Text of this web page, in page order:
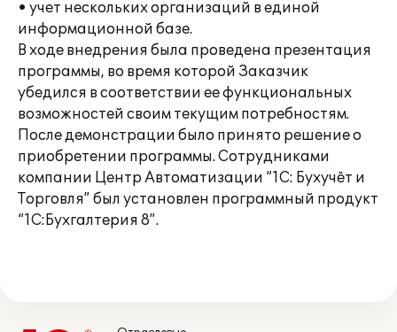
• учет нескольких организаций в единой
информационной базе.
В ходе внедрения была проведена презентация
программы, во время которой Заказчик
убедился в соответствии ее функциональных
возможностей своим текущим потребностям.
После демонстрации было принято решение о
приобретении программы. Сотрудниками
компании Центр Автоматизации “1C: Бухучёт и
Торговля” был установлен программный продукт
“1С:Бухгалтерия 8”.